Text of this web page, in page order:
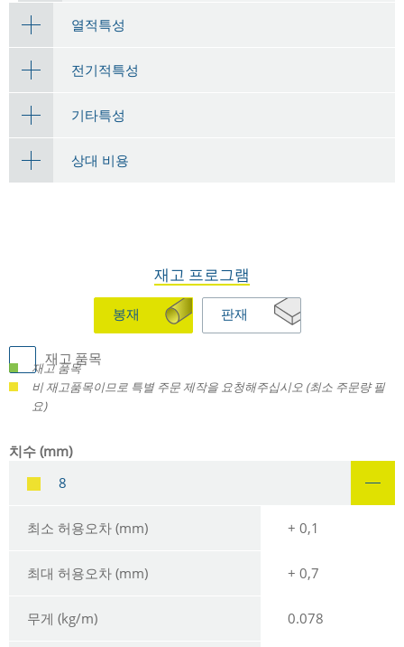
열적특성
전기적특성
기타특성
상대 비용
재고 프로그램
봉재 판재
재고 품목
재고 품목
비 재고품목이므로 특별 주문 제작을 요청해주십시오 (최소 주문량 필
요)
치수 (mm)
8
최소 허용오차 (mm) + 0,1
최대 허용오차 (mm) + 0,7
무게 (kg/m) 0.078